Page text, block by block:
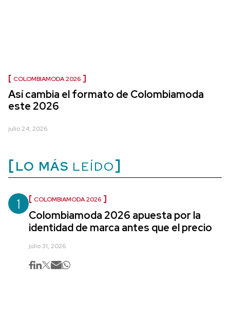
COLOMBIAMODA 2026
Así cambia el formato de Colombiamoda
este 2026
julio 24, 2026
LO MÁS LEÍDO
1 COLOMBIAMODA 2026
Colombiamoda 2026 apuesta por la
identidad de marca antes que el precio
julio 31, 2026